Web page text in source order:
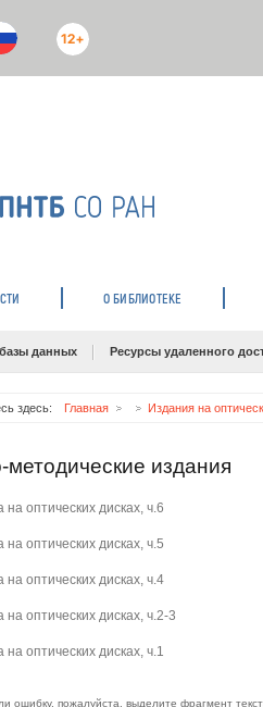
12+
О БИБЛИОТЕКЕ
данных Ресурсы удаленного
здесь: Главная Издания на
методические издания
на оптических дисках, ч.6
на оптических дисках, ч.5
на оптических дисках, ч.4
на оптических дисках, ч.2-3
на оптических дисках, ч.1
ошибку, пожалуйста, выделите фрагмент